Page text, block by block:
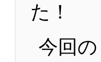
た！
今回